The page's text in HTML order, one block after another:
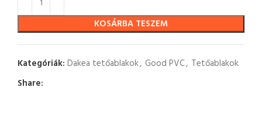
KOSÁRBA TESZEM
Kategóriák: Dakea tetőablakok, Good PVC, Tetőablakok
Share: